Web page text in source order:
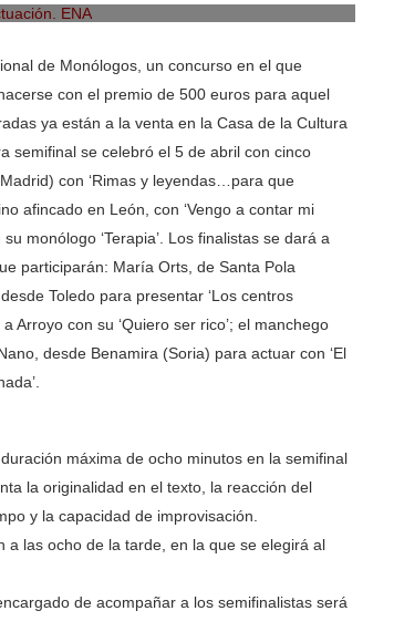
de Monólogos, un concurso en el que
con el premio de 500 euros para aquel
ya están a la venta en la Casa de la Cultura
semifinal se celebró el 5 de abril con cinco
con ‘Rimas y leyendas…para que
afincado en León, con ‘Vengo a contar mi
monólogo ‘Terapia’. Los finalistas se dará a
participarán: María Orts, de Santa Pola
Toledo para presentar ‘Los centros
Arroyo con su ‘Quiero ser rico’; el manchego
desde Benamira (Soria) para actuar con ‘El
máxima de ocho minutos en la semifinal
la originalidad en el texto, la reacción del
y la capacidad de improvisación.
a las ocho de la tarde, en la que se elegirá al
de acompañar a los semifinalistas será